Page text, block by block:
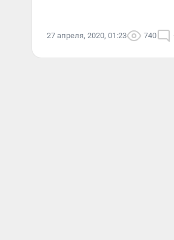
27 апреля, 2020, 01:23 740